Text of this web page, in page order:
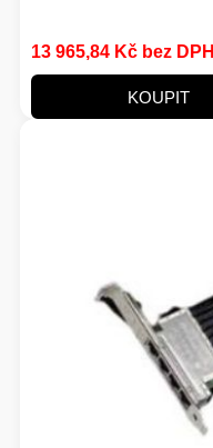
13 965,84 Kč bez DPH
KOUPIT